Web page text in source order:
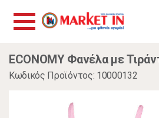
ECONOMY Φανέλα με
Κωδικός Προϊόντος: 10000132